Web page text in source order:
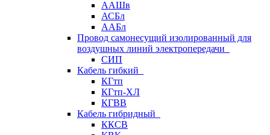
ААШв
АСБл
ААБл
Провод самонесущий изолированный для
воздушных линий электропередачи
СИП
Кабель гибкий
КГтп
КГтп-ХЛ
КГВВ
Кабель гибридный
ККСВ